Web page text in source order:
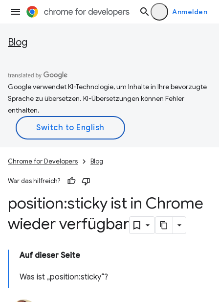
Anmelden
Blog
Google verwendet KI-Technologie, um Inhalte in Ihre bevorzugte
Sprache zu übersetzen. KI-Übersetzungen können Fehler
enthalten.
Chrome for Developers Blog
War das hilfreich?
position:sticky ist in Chrome
wieder verfügbar
Auf dieser Seite
Was ist „position:sticky“?